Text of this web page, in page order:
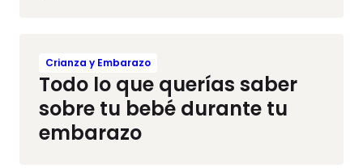
Crianza y Embarazo
Todo lo que querías saber
sobre tu bebé durante tu
embarazo